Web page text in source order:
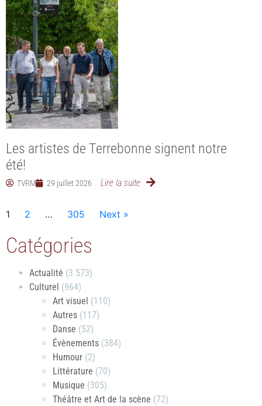
Les artistes de Terrebonne signent notre
été!
TVRM 29 juillet 2026 Lire la suite
1 2 … 305 Next »
Catégories
Actualité (3 573)
Culturel (964)
Art visuel (110)
Autres (117)
Danse (52)
Évènements (384)
Humour (2)
Littérature (70)
Musique (305)
Théâtre et Art de la scène (72)